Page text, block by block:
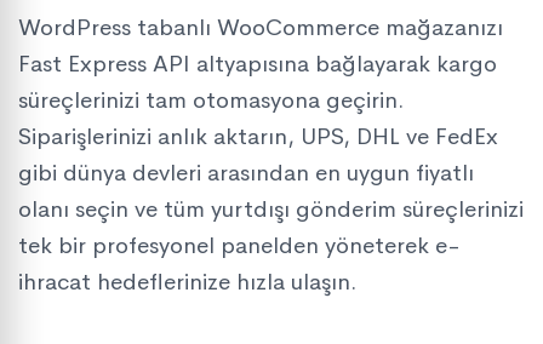
WordPress tabanlı WooCommerce mağazanızı
Fast Express API altyapısına bağlayarak kargo
süreçlerinizi tam otomasyona geçirin.
Siparişlerinizi anlık aktarın, UPS, DHL ve FedEx
gibi dünya devleri arasından en uygun fiyatlı
olanı seçin ve tüm yurtdışı gönderim süreçlerinizi
tek bir profesyonel panelden yöneterek e-
ihracat hedeflerinize hızla ulaşın.